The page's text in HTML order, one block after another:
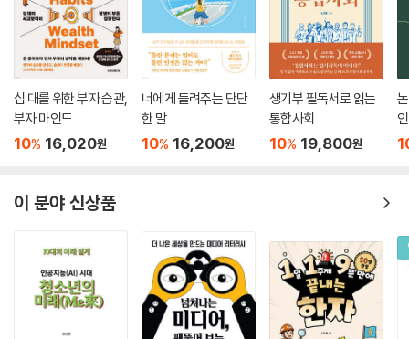
십 대를 위한 부자 습관,
부자 마인드
10% 16,020원
너에게 들려주는 단단
한 말
10% 16,200원
생기부 필독서로 읽는
통합사회
10% 19,800원
이 분야 신상품